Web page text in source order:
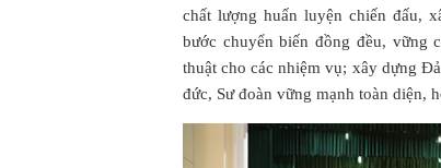
chất lượng huấn luyện chiến đấu,
bước chuyển biến đồng đều, vững
thuật cho các nhiệm vụ; xây dựng
đức, Sư đoàn vững mạnh toàn diện,